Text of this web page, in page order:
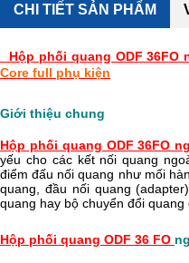
CHI TIẾT SẢN PHẨM
Hộp phối quang ODF
Core full phụ kiện
Giới thiệu chung
Hộp phối quang ODF 36FO
yếu cho các kết nối quang
điểm đấu nối quang như mối
quang, đầu nối quang
quang hay bộ chuyển đổi quang
Hộp phối quang ODF 36 FO